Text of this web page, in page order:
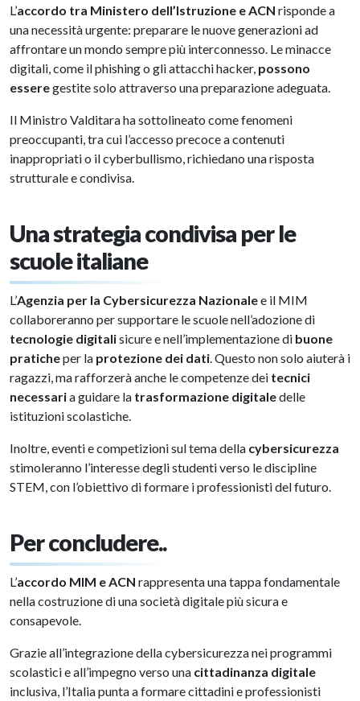
L’accordo tra Ministero dell’Istruzione e ACN risponde a
una necessità urgente: preparare le nuove generazioni ad
affrontare un mondo sempre più interconnesso. Le minacce
digitali, come il phishing o gli attacchi hacker, possono
esseregestite solo attraverso una preparazione adeguata.
Il Ministro Valditara ha sottolineato come fenomeni
preoccupanti, tra cui l’accesso precoce a contenuti
inappropriati o il cyberbullismo, richiedano una risposta
strutturale e condivisa.
Una strategia condivisa per le
scuole italiane
L’Agenzia per la Cybersicurezza Nazionalee il MIM
collaboreranno per supportare le scuole nell’adozione di
tecnologie digitalisicure e nell’implementazione di buone
praticheper la protezione dei dati . Questo non solo aiuterà i
ragazzi, ma rafforzerà anche le competenze dei tecnici
necessaria guidare la trasformazione digitaledelle
istituzioni scolastiche.
Inoltre, eventi e competizioni sul tema della cybersicurezza
stimoleranno l’interesse degli studenti verso le discipline
STEM, con l’obiettivo di formare i professionisti del futuro.
Per concludere..
L’accordo MIM e ACN rappresenta una tappa fondamentale
nella costruzione di una società digitale più sicura e
consapevole.
Grazie all’integrazione della cybersicurezza nei programmi
scolastici e all’impegno verso una cittadinanza digitale
inclusiva, l’Italia punta a formare cittadini e professionisti